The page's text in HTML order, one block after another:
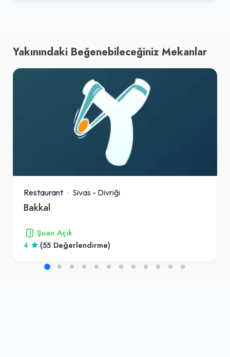
Yakınındaki Beğenebileceğiniz Mekanlar
Restaurant Sivas - Divriği
Bakkal
Şuan Açık
4
(55 Değerlendirme)